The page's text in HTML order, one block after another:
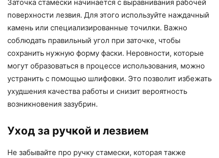
Заточка стамески начинается с выравнивания рабочей
поверхности лезвия. Для этого используйте наждачный
камень или специализированные точилки. Важно
соблюдать правильный угол при заточке, чтобы
сохранить нужную форму фаски. Неровности, которые
могут образоваться в процессе использования, можно
устранить с помощью шлифовки. Это позволит избежать
ухудшения качества работы и снизит вероятность
возникновения зазубрин.
Уход за ручкой и лезвием
Не забывайте про ручку стамески, которая также